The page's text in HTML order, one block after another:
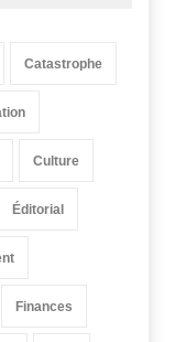
Catastrophe
Culture
Éditorial
Finances